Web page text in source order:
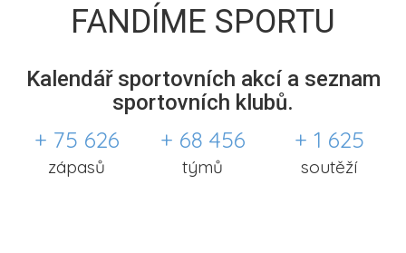
FANDÍME SPORTU
Kalendář sportovních akcí a seznam
sportovních klubů.
+ 75 626
zápasů
+ 68 456
týmů
+ 1 625
soutěží